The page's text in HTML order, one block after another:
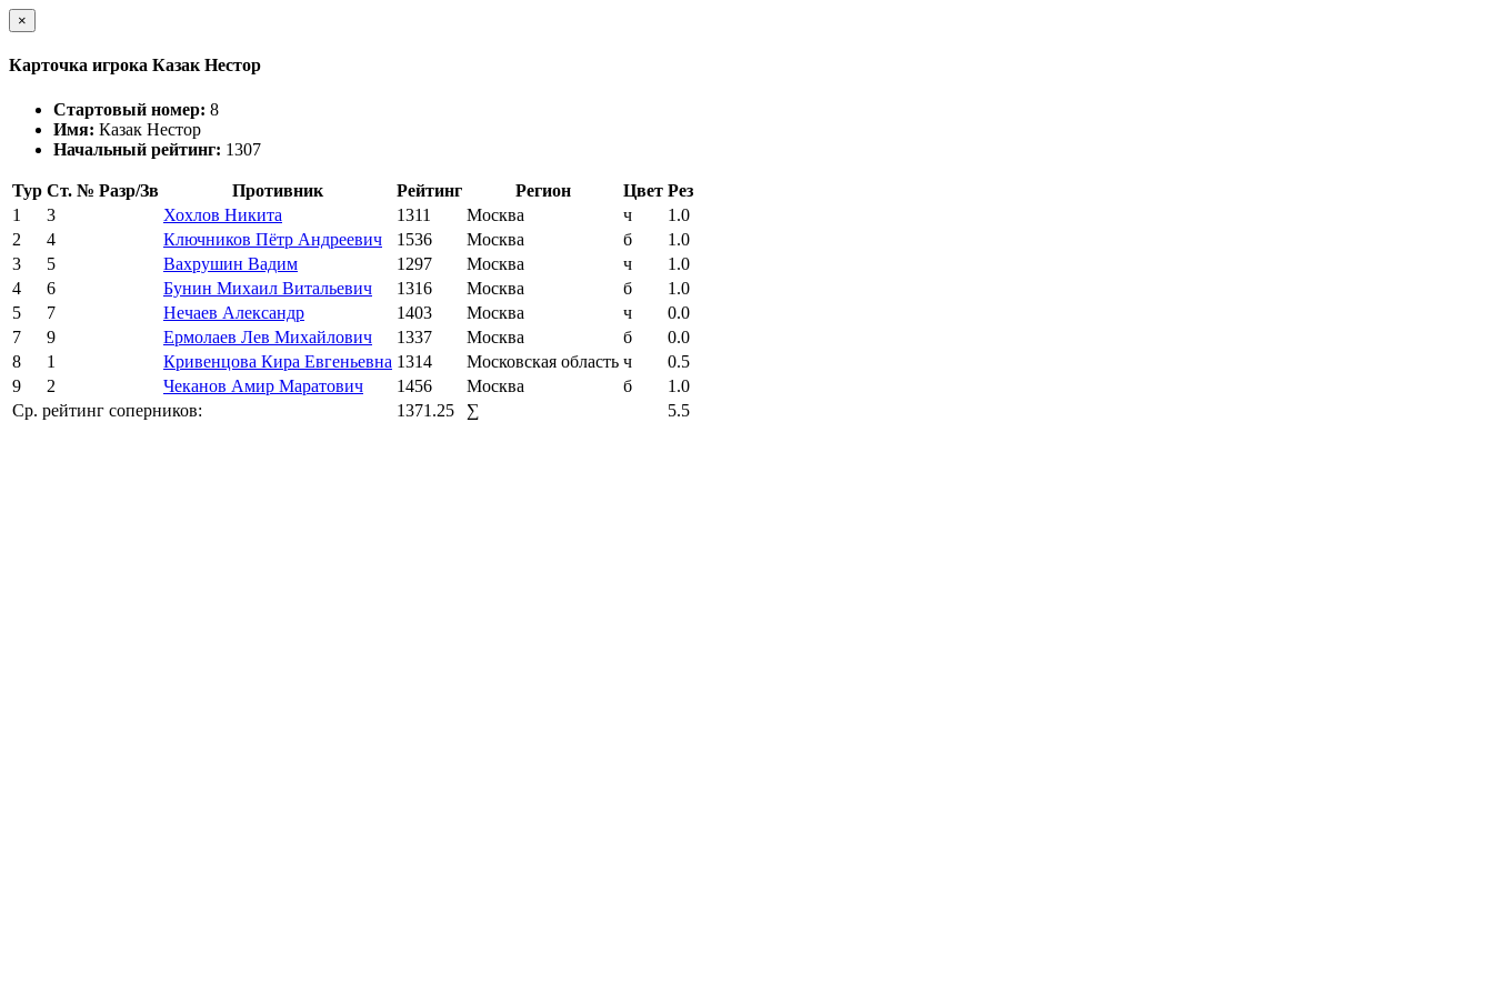
×
Карточка игрока Казак Нестор
Стартовый номер: 8
Имя: Казак Нестор
Начальный рейтинг: 1307
Тур Ст. № Разр/Зв Противник Рейтинг Регион Цвет Рез
1
3 Хохлов Никита 1311 Москва ч
1.0
2
4 Ключников Пётр Андреевич 1536 Москва б
1.0
3
5 Вахрушин Вадим 1297 Москва ч
1.0
4
6 Бунин Михаил Витальевич 1316 Москва б
1.0
5
7 Нечаев Александр 1403 Москва ч
0.0
7
9 Ермолаев Лев Михайлович 1337 Москва б
0.0
8
1 Кривенцова Кира Евгеньевна 1314 Московская область ч
0.5
9
2 Чеканов Амир Маратович 1456 Москва б
1.0
Ср. рейтинг соперников:
1371.25 ∑ 5.5